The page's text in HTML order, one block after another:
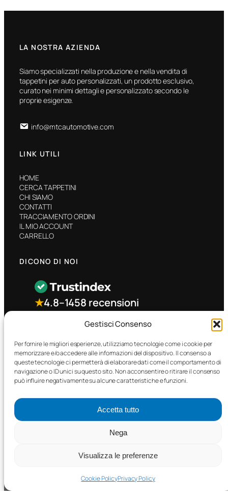
Gestisci Consenso
Per fornire le migliori esperienze, utilizziamo tecnologie come i cookie per
memorizzare e/o accedere alle informazioni del dispositivo. Il consenso a
queste tecnologie ci permetterà di elaborare dati come il comportamento di
navigazione o ID unici su questo sito. Non acconsentire o ritirare il consenso
può influire negativamente su alcune caratteristiche e funzioni.
Accetta tutto
Nega
Visualizza le preferenze
Cookie PolicyPrivacy Policy
LA NOSTRA AZIENDA
Siamo specializzati nella produzione e nella vendita di
tappetini per auto personalizzati, un prodotto esclusivo,
curato nei minimi dettagli e personalizzato secondo le
proprie esigenze.
info@mtcautomotive.com
LINK UTILI
HOME
CERCA TAPPETINI
CHI SIAMO
CONTATTI
TRACCIAMENTO ORDINI
IL MIO ACCOUNT
CARRELLO
DICONO DI NOI
★4.8–1458 recensioni
CONTATTO RAPIDO
Facebook
©2025 MTC Automotive s.r.l. . Tutti i diritti riservati. – P.I.